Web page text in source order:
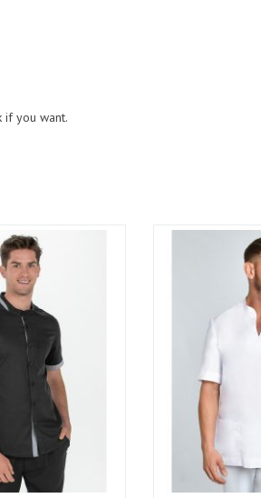
if you want.